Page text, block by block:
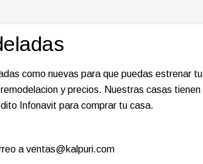
como nuevas para que puedas estrenar tu
y precios. Nuestras casas tienen
Infonavit para comprar tu casa.
a ventas@kalpuri.com